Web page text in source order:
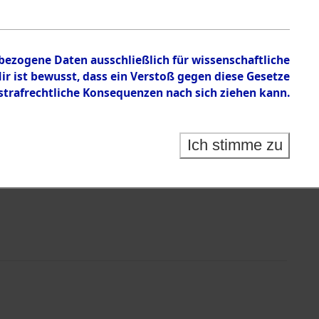
Daten ausschließlich für wissenschaftliche
bewusst, dass ein Verstoß gegen diese Gesetze
Konsequenzen nach sich ziehen kann.
Ich stimme zu